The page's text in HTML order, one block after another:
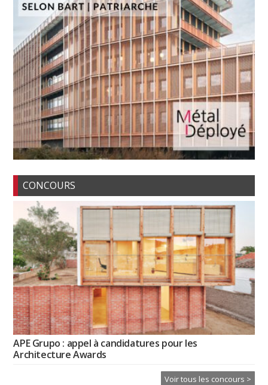
CONCOURS
APE Grupo : appel à candidatures pour les
Architecture Awards
Voir tous les concours >